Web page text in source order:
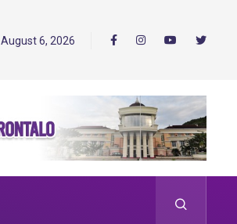
August 6, 2026